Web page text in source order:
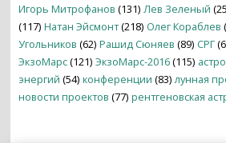
Игорь Митрофанов (131) Лев Зеленый
(117) Натан Эйсмонт(218) Олег Кораблев
Угольников (62) Рашид Сюняев (89) СРГ
ЭкзоМарс(121) ЭкзоМарс-2016(115)
энергий (54) конференции (83) лунная
новости проектов (77) рентгеновская